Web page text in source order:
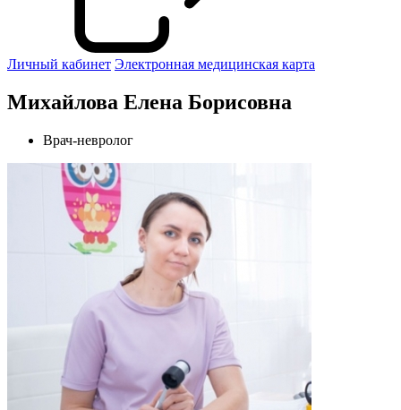
Личный кабинет Электронная медицинская карта
Михайлова Елена Борисовна
Врач-невролог